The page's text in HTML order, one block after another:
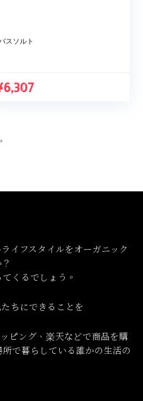
スソルト
6,307
フスタイルをオーガニック
くるでしょう。
ちにできることを
ピング、楽天などで商品を購
で暮らしている誰かの生活の